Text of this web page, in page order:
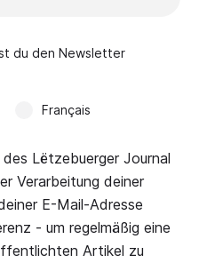
du den Newsletter
Français
Lëtzebuerger Journal
Verarbeitung deiner
E-Mail-Adresse
- um regelmäßig eine
Artikel zu